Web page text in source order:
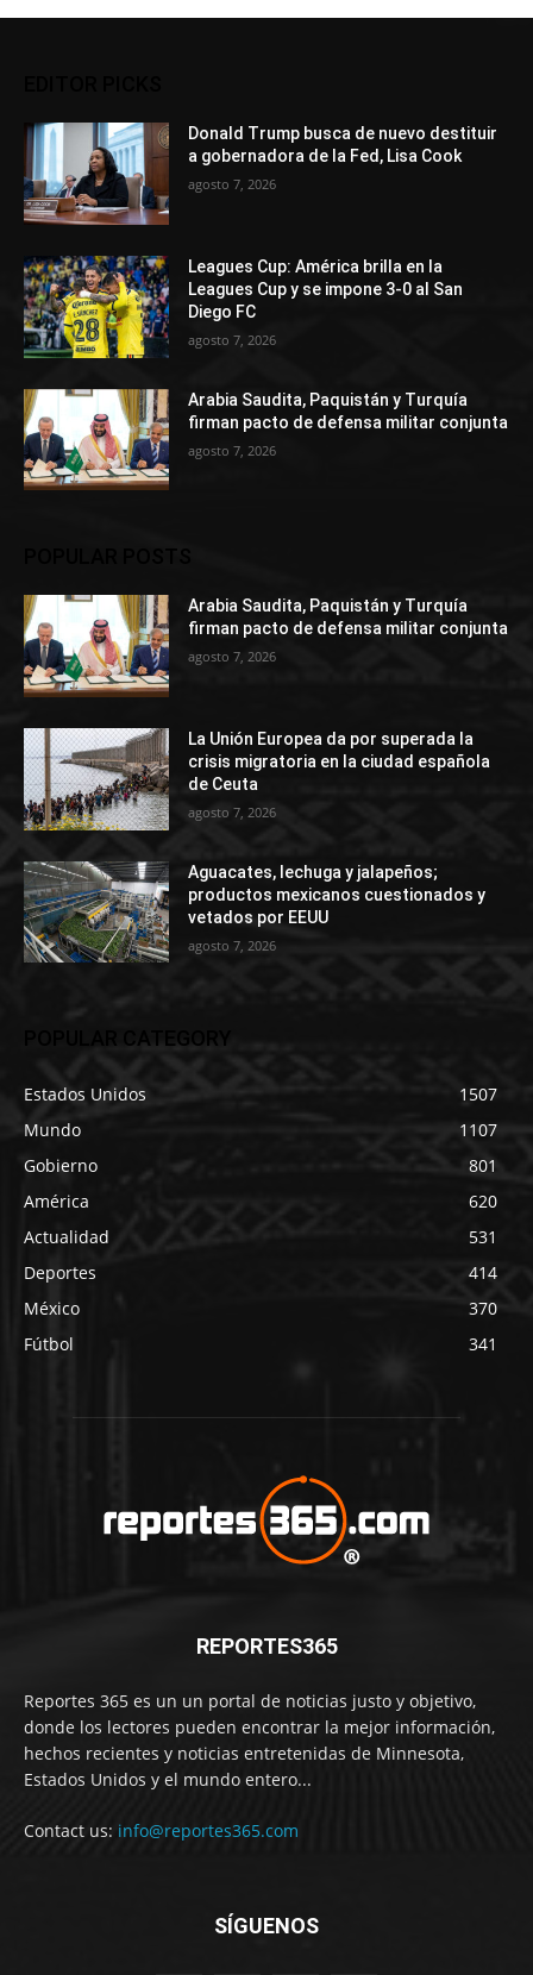
Donald Trump busca de nuevo destituir
a gobernadora de la Fed, Lisa Cook
agosto 7, 2026
Leagues Cup: América brilla en la
Leagues Cup y se impone 3-0 al San
Diego FC
agosto 7, 2026
Arabia Saudita, Paquistán y Turquía
firman pacto de defensa militar conjunta
agosto 7, 2026
Arabia Saudita, Paquistán y Turquía
firman pacto de defensa militar conjunta
agosto 7, 2026
La Unión Europea da por superada la
crisis migratoria en la ciudad española
de Ceuta
agosto 7, 2026
Aguacates, lechuga y jalapeños;
productos mexicanos cuestionados y
vetados por EEUU
agosto 7, 2026
POPULAR CATEGORY
Estados Unidos
1507
Mundo
1107
Gobierno
801
América
620
Actualidad
531
Deportes
414
México
370
Fútbol
341
REPORTES365
Reportes 365 es un un portal de noticias justo y objetivo,
donde los lectores pueden encontrar la mejor información,
hechos recientes y noticias entretenidas de Minnesota,
Estados Unidos y el mundo entero...
Contact us: info@reportes365.com
SÍGUENOS